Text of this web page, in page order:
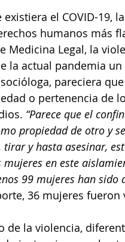
el COVID-19,
humanos más
Medicina Legal, la
la actual pandemia
pareciera
o pertenencia de
“Parece que el
propiedad de otro y
y hasta asesinar,
en este
99 mujeres han sido
36 mujeres
de la violencia,